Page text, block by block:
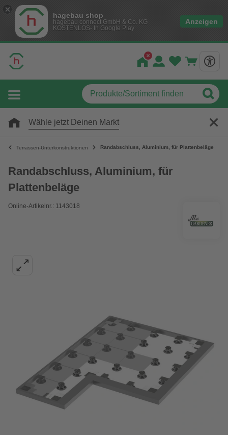
hagebau shop
hagebau connect GmbH & Co. KG
KOSTENLOS- In Google Play
Anzeigen
Wähle jetzt Deinen Markt
Terrassen-Unterkonstruktionen Randabschluss, Aluminium, für Plattenbeläge
Randabschluss, Aluminium, für
Plattenbeläge
Online-Artikelnr.: 1143018